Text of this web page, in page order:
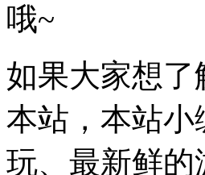
哦~
如果大家想
本站，本站
玩、最新鲜的